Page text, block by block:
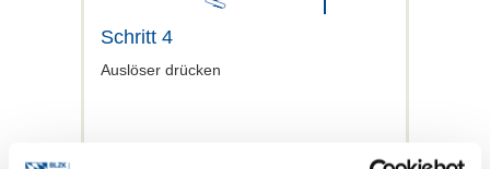
Schritt 4
Auslöser drücken